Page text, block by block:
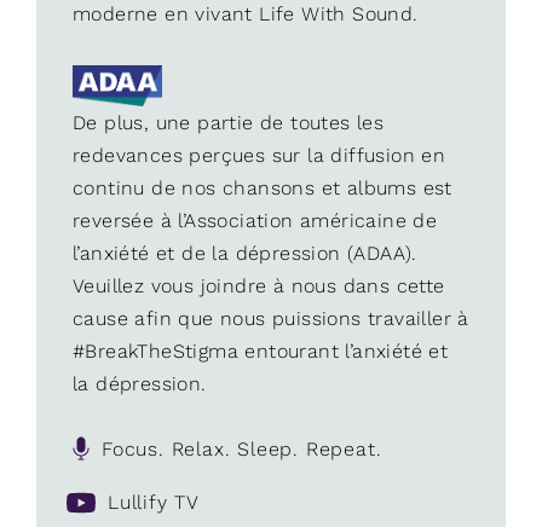
moderne en vivant Life With Sound.
De plus, une partie de toutes les
redevances perçues sur la diffusion en
continu de nos chansons et albums est
reversée à l’Association américaine de
l’anxiété et de la dépression (ADAA).
Veuillez vous joindre à nous dans cette
cause afin que nous puissions travailler à
#BreakTheStigma entourant l’anxiété et
la dépression.
Focus. Relax. Sleep. Repeat.
Lullify TV